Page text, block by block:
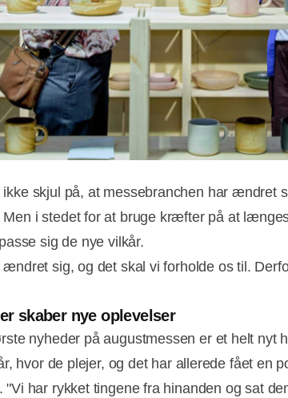
skjul på, at messebranchen har ændret
Men i stedet for at bruge kræfter på at
sig de nye vilkår.
ændret sig, og det skal vi forholde os til.
skaber nye oplevelser
nyheder på augustmessen er et helt nyt
hvor de plejer, og det har allerede fået en
"Vi har rykket tingene fra hinanden og sat